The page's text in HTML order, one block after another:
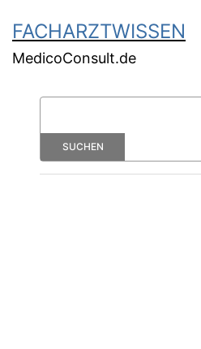
FACHARZTWISSEN
MedicoConsult.de